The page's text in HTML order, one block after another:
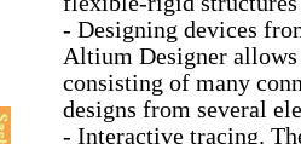
- Designing devices
Altium Designer allows
consisting of many
designs from several
- Interactive tracing.